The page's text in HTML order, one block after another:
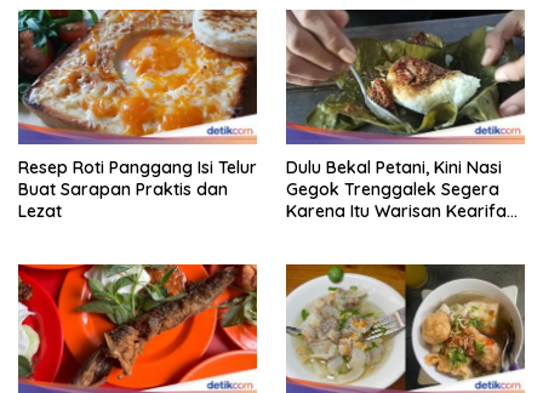
Resep Roti Panggang Isi Telur
Buat Sarapan Praktis dan
Lezat
Dulu Bekal Petani, Kini Nasi
Gegok Trenggalek Segera
Karena Itu Warisan Kearifan